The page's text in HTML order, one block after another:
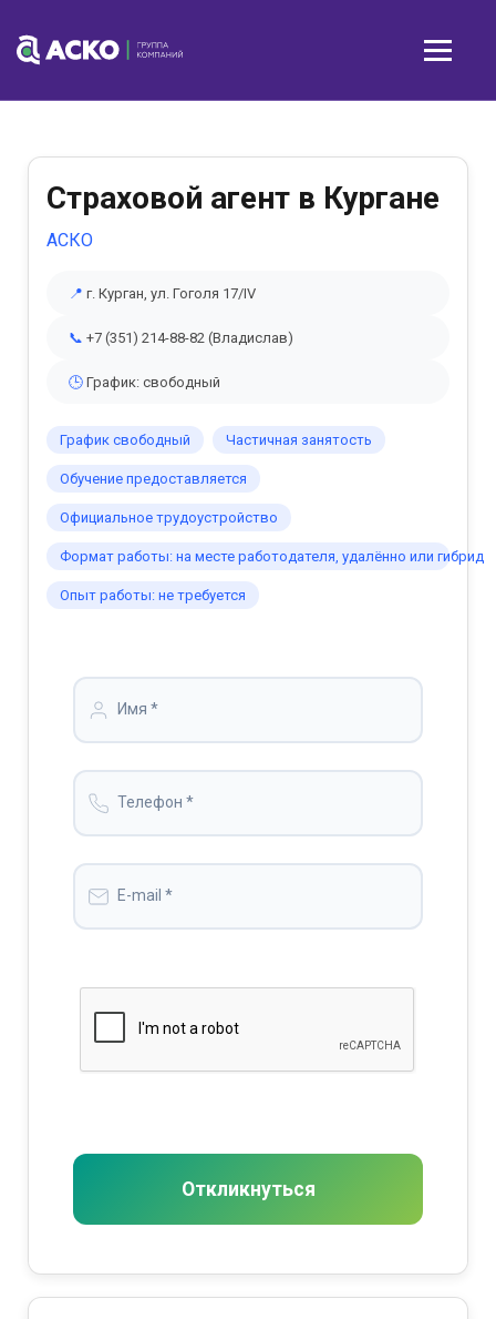
Страховой агент в Кургане
АСКО
📍 г. Курган, ул. Гоголя 17/IV
📞 +7 (351) 214-88-82 (Владислав)
🕒 График: свободный
График свободный Частичная занятость
Обучение предоставляется
Официальное трудоустройство
Формат работы: на месте работодателя, удалённо или гибрид
Опыт работы: не требуется
Имя *
Телефон *
E-mail *
Откликнуться